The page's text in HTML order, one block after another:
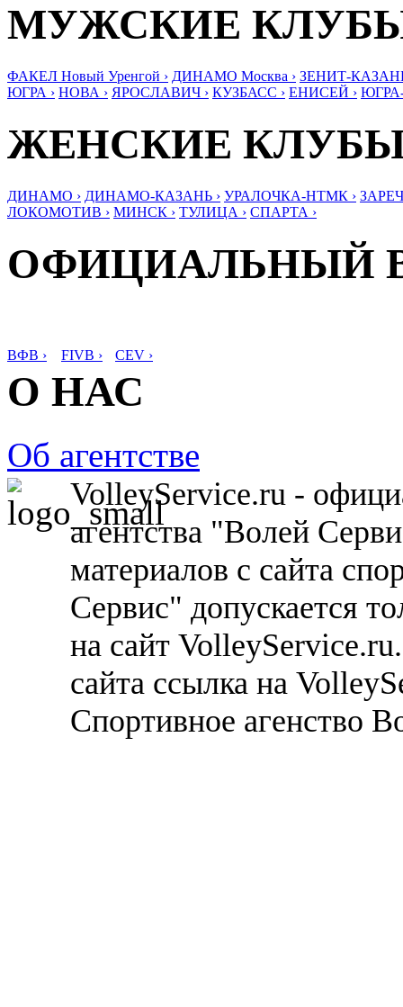
МУЖСКИЕ
ФАКЕЛ Новый Уренгой › ДИНАМО Москва › ЗЕНИТ-
ЮГРА › НОВА › ЯРОСЛАВИЧ › КУЗБАСС › ЕНИСЕЙ ›
ЖЕНСКИЕ
ДИНАМО › ДИНАМО-КАЗАНЬ › УРАЛОЧКА-НТМК ›
ЛОКОМОТИВ › МИНСК › ТУЛИЦА › СПАРТА ›
ОФИЦИАЛЬНЫЙ
ВФВ › FIVB › CEV ›
О НАС
Об агентстве
VolleyService.ru -
агентства "Волей
материалов с сайта
Сервис" допускается
на сайт
сайта ссылка на
Спортивное агенство